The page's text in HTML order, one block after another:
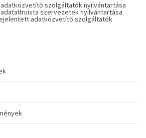
szolgáltatók nyilvántartása
szervezetek nyilvántartása
adatközvetítő szolgáltatók